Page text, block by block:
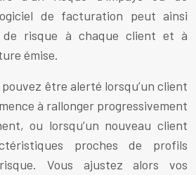
de facturation peut ainsi
risque à chaque client et à
émise.
être alerté lorsqu’un client
à rallonger progressivement
ou lorsqu’un nouveau client
proches de profils
Vous ajustez alors vos